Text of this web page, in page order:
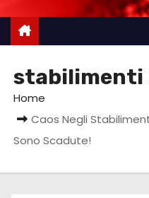
stabilimenti
Home
Caos Negli
Sono Scadute!